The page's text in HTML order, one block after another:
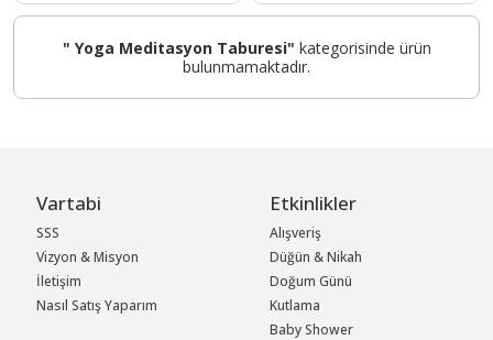
" Yoga Meditasyon Taburesi" kategorisinde ürün
bulunmamaktadır.
Vartabi
SSS
Vizyon & Misyon
İletişim
Nasıl Satış Yaparım
Etkinlikler
Alışveriş
Düğün & Nikah
Doğum Günü
Kutlama
Baby Shower